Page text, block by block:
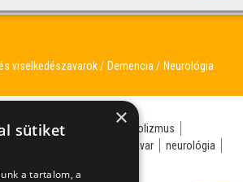
viselkedészavarok Demencia Neurológia
szellemi hanyatlás
alkoholizmus
hangulatzavar
neurológia
×
sütiket
a tartalom, a